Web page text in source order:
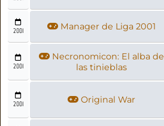
2001 Manager de Liga 2001
2001
Necronomicon: El alba de
las tinieblas
2001 Original War